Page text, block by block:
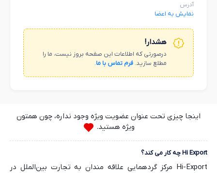
آدرس
نمایش به اعضا
هشدار!
درصورتی که اطلاعات این صفحه بروز نیست، ما را
مطلع سازید. فرم تماس با ما.
اینجا چیزی تحت عنوان عضویت ویژه وجود نداره، چون همتون
ویژه هستید.
Hi Export چه کار می کند؟
Hi-Export مرکز گردهمایی علاقه مندان به تجارت بین‌الملل در